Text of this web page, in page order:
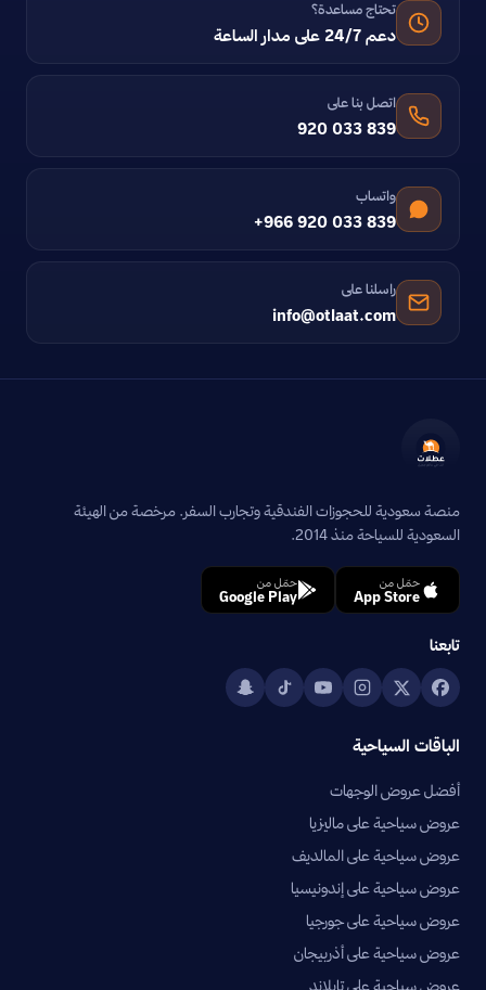
تحتاج مساعدة؟
دعم 24/7 على مدار الساعة
اتصل بنا على
920 033 839
واتساب
+966 920 033 839
راسلنا على
info@otlaat.com
منصة سعودية للحجوزات الفندقية وتجارب السفر. مرخصة من الهيئة
السعودية للسياحة منذ 2014.
حمّل من
App Store
حمّل من
Google Play
تابعنا
الباقات السياحية
أفضل عروض الوجهات
عروض سياحية على ماليزيا
عروض سياحية على المالديف
عروض سياحية على إندونيسيا
عروض سياحية على جورجيا
عروض سياحية على أذربيجان
عروض سياحية على تايلاند